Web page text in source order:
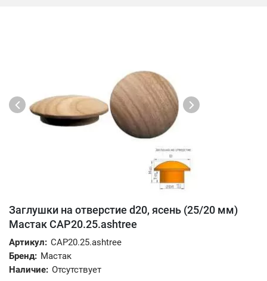
Заглушки на отверстие d20, ясень (25/20 мм)
Мастак CAP20.25.ashtree
Артикул: CAP20.25.ashtree
Бренд: Мастак
Наличие: Отсутствует